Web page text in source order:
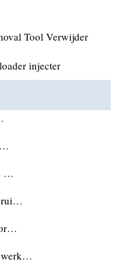
Tool Verwijder
injecter
…